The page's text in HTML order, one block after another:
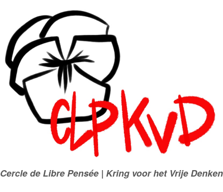
contenu
Cercle de Libre Pensée | Kring voor het Vrije Denken